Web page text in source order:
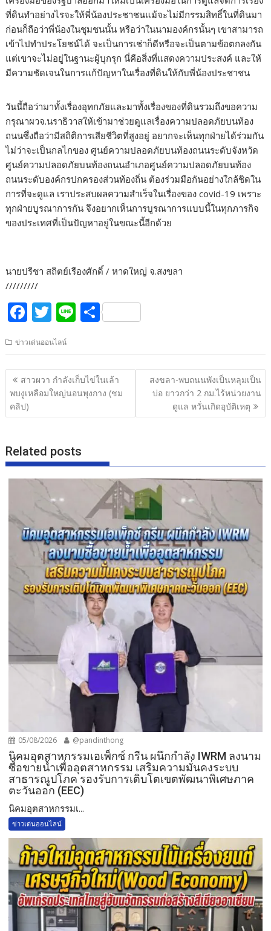
ที่ดินทำอย่างไรจะให้พี่น้องประชาชนแม้จะไม่มีกรรมสิทธิ์ในที่ดินมา
ก่อนก็ถือว่าพี่น้องในชุมชนนั้น หรือว่าในนามองค์กรนั้นๆ เขาสามารถ
เข้าไปทำประโยชน์ได้ จะเป็นการเช่าก็ดีหรือจะเป็นตามข้อตกลงกัน
แต่เขาจะไม่อยู่ในฐานะผู้บุกรุก นี่คือสิ่งที่แสดงความประสงค์ และให้
มีความชัดเจนในการแก้ปัญหาในเรื่องที่ดินให้กับพี่น้องประชาชน
วันนี้ถือว่ามาทั้งเรื่องอุทกภัยและมาทั้งเรื่องของที่ดินรวมถึงขอความ
กรุณาผวจ.นราธิวาสให้เข้ามาช่วยดูแลเรื่องความปลอดภัยบนท้อง
ถนนซึ่งถือว่ามีสถิติการเสียชีวิตที่สูงอยู่ อยากจะเห็นทุกฝ่ายได้ร่วมกัน
ไม่ว่าจะเป็นกลไกของ ศูนย์ความปลอดภัยบนท้องถนนระดับจังหวัด
ศูนย์ความปลอดภัยบนท้องถนนอำเภอศูนย์ความปลอดภัยบนท้อง
ถนนระดับองค์กรปกครองส่วนท้องถิ่น ต้องร่วมมือกันอย่างใกล้ชิดใน
การที่จะดูแล เราประสบผลความสำเร็จในเรื่องของ covid-19 เพราะ
ทุกฝ่ายบูรณาการกัน จึงอยากเห็นการบูรณาการแบบนี้ในทุกภารกิจ
ของประเทศที่เป็นปัญหาอยู่ในขณะนี้อีกด้วย
นายปรีชา สถิตย์เรืองศักดิ์ / หาดใหญ่ จ.สงขลา
/////////
F
e
b
o
o
T
w
itt
er
Li
e
S
ar
e
ข่าวเด่นออนไลน์
แนะแนว
เรื่อง
สาวผวา กำลังเก็บไข่ในเล้า
พบงูเหลือมใหญ่นอนพุงกาง (ชม
คลิป)
สงขลา-พบถนนพังเป็นหลุมเป็น
บ่อ ยาวกว่า 2 กม.ไร้หน่วยงาน
ดูแล หวั่นเกิดอุบัติเหตุ
Related posts
05/08/2026 @pandinthong
​นิคมอุตสาหกรรมเอเพ็กซ์ กรีน ผนึกกำลัง IWRM ลงนาม
ซื้อขายน้ำเพื่ออุตสาหกรรม เสริมความมั่นคงระบบ
สาธารณูปโภค รองรับการเติบโตเขตพัฒนาพิเศษภาค
ตะวันออก (EEC)
​นิคมอุตสาหกรรมเ...
ข่าวเด่นออนไลน์